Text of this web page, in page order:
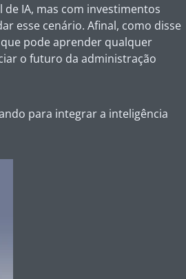
IA, mas com investimentos
esse cenário. Afinal, como disse
pode aprender qualquer
o futuro da administração
para integrar a inteligência